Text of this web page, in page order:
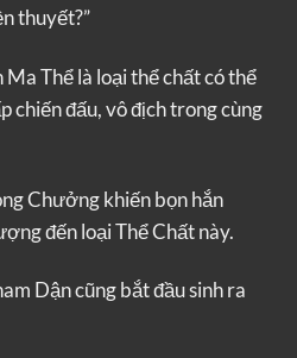
thuyết?”
Thể là loại thể chất có thể
chiến đấu, vô địch trong cùng
Chưởng khiến bọn hắn
đến loại Thể Chất này.
Dận cũng bắt đầu sinh ra